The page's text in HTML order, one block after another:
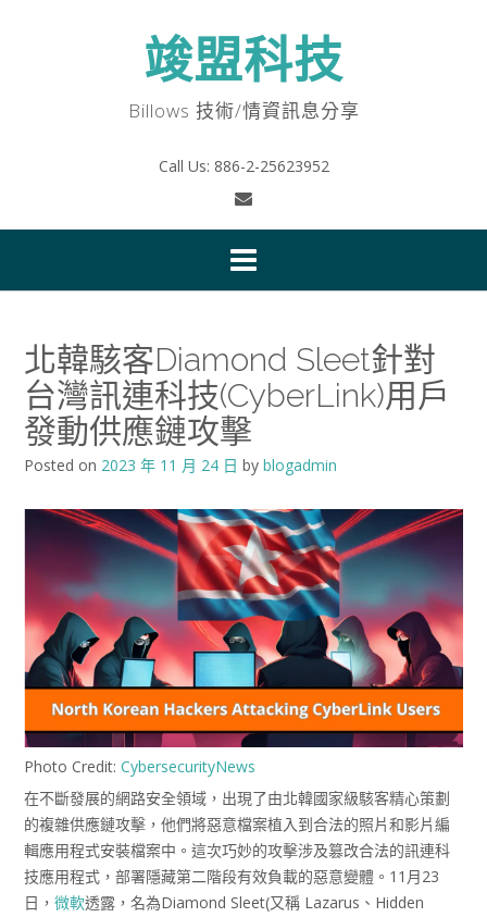
竣盟科技
Billows 技術/情資訊息分享
Call Us: 886-2-25623952
北韓駭客Diamond Sleet針對
台灣訊連科技(CyberLink)用戶
發動供應鏈攻擊
Posted on 2023 年 11 月 24 日 by blogadmin
Photo Credit: CybersecurityNews
在不斷發展的網路安全領域，出現了由北韓國家級駭客精心策劃
的複雜供應鏈攻擊，他們將惡意檔案植入到合法的照片和影片編
輯應用程式安裝檔案中。這次巧妙的攻擊涉及篡改合法的訊連科
技應用程式，部署隱藏第二階段有效負載的惡意變體。11月23
日， 微軟透露，名為Diamond Sleet(又稱 Lazarus、Hidden